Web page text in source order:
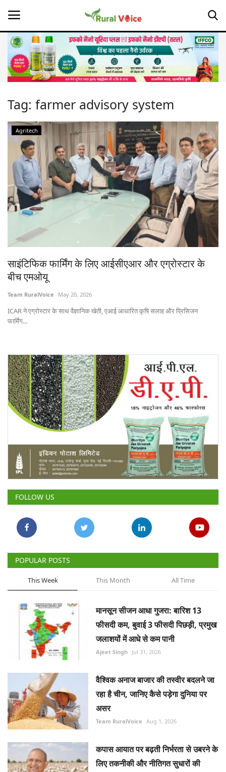
Home
About Us
Leadership Profiles
Opinion
Politics
Magazine
States
Events
Agribusiness
Agritech
International
Rural Dialogue
Ground Report
Rural Connect
Gallery
National
Latest News
Agriculture Conclave and NACOF
Awards 2022
Agri Start-Ups
Language
English Hindi
Tag: farmer advisory system
Agritech
साइंटिफिक फार्मिंग के लिए आईसीएआर और एग्रोस्टार के
बीच एमओयू
Team RuralVoice May 20, 2026
ICAR ने एग्रोस्टार के साथ वैज्ञानिक खेती, एआई आधारित कृषि सलाह और प्रिसिजन
फार्मिंग...
FOLLOW US
POPULAR POSTS
This Week This Month All Time
मानसून सीजन आधा गुजरा: बारिश 13
फीसदी कम, बुवाई 3 फीसदी पिछड़ी, प्रमुख
जलाशयों में आधे से कम पानी
Ajeet Singh Jul 31, 2026
वैश्विक अनाज बाजार की तस्वीर बदलने जा
रहा है चीन, जानिए कैसे पड़ेगा दुनिया पर
असर
Team RuralVoice Aug 1, 2026
कपास आयात पर बढ़ती निर्भरता से उबरने के
लिए तकनीकी और नीतिगत सुधारों की